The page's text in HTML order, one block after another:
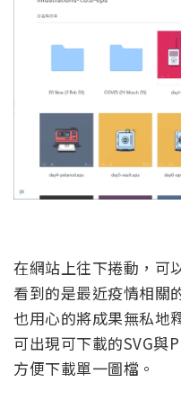
在網站上往下捲動，可
看到的是最近疫情相關
也用心的將成果無私地
可出現可下載的SVG與
方便下載單一圖檔。